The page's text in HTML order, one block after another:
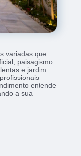
variadas que
paisagismo
e jardim
entende
a sua